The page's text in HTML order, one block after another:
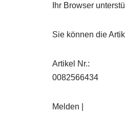
Ihr Browser
Sie können die
Artikel Nr.:
0082566434
Melden |